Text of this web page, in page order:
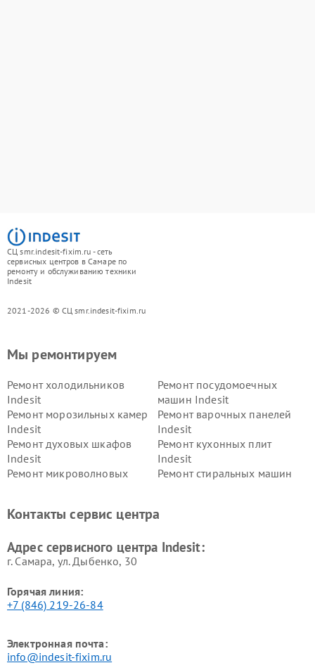
СЦ smr.indesit-fixim.ru - сеть
сервисных центров в Самаре по
ремонту и обслуживанию техники
Indesit
2021-2026 © СЦ smr.indesit-fixim.ru
Мы ремонтируем
Ремонт холодильников
Indesit
Ремонт посудомоечных
машин Indesit
Ремонт морозильных камер
Indesit
Ремонт варочных панелей
Indesit
Ремонт духовых шкафов
Indesit
Ремонт кухонных плит
Indesit
Ремонт микроволновых
Ремонт стиральных машин
Indesit
Indesit
Контакты сервис центра
Адрес сервисного центра Indesit:
г. Самара, ул. Дыбенко, 30
Горячая линия:
+7 (846) 219-26-84
Электронная почта:
info@indesit-fixim.ru